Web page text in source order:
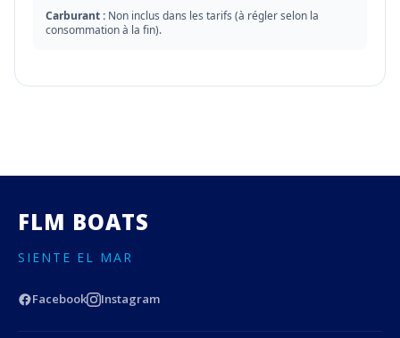
Carburant : Non inclus dans les tarifs (à régler selon la
consommation à la fin).
FLM BOATS
SIENTE EL MAR
Facebook Instagram